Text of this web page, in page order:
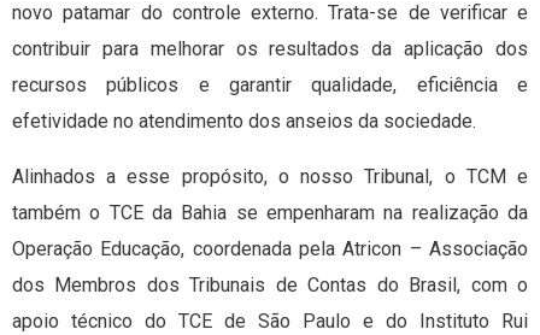
novo patamar do controle externo. Trata-se de verificar e
contribuir para melhorar os resultados da aplicação dos
recursos públicos e garantir qualidade, eficiência e
efetividade no atendimento dos anseios da sociedade.
Alinhados a esse propósito, o nosso Tribunal, o TCM e
também o TCE da Bahia se empenharam na realização da
Operação Educação, coordenada pela Atricon – Associação
dos Membros dos Tribunais de Contas do Brasil, com o
apoio técnico do TCE de São Paulo e do Instituto Rui